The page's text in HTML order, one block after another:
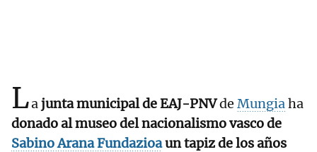
Lajunta municipal de EAJ-PNVde Mungiaha
donado al museo del nacionalismo vasco de
Sabino Arana Fundazioaun tapiz de los años